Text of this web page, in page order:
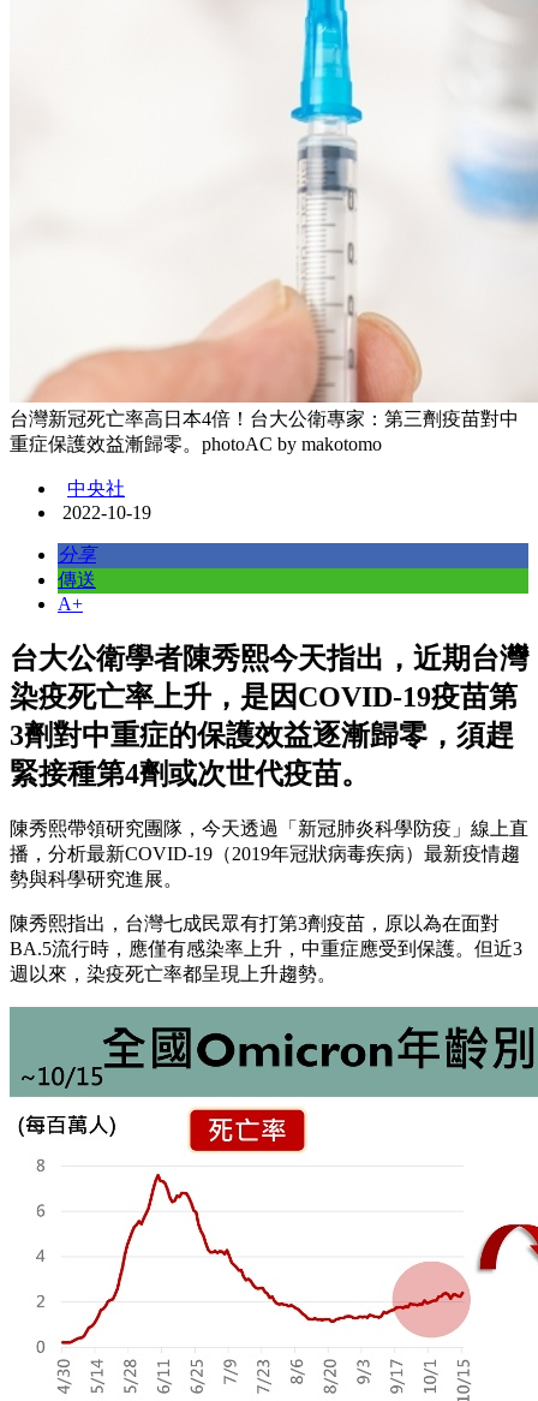
台灣新冠死亡率高日本4倍！台大公衛專家：第三劑疫苗對中
重症保護效益漸歸零。photoAC by makotomo
中央社
2022-10-19
分享
傳送
A+
台大公衛學者陳秀熙今天指出，近期台灣
染疫死亡率上升，是因COVID-19疫苗第
3劑對中重症的保護效益逐漸歸零，須趕
緊接種第4劑或次世代疫苗。
陳秀熙帶領研究團隊，今天透過「新冠肺炎科學防疫」線上直
播，分析最新COVID-19（2019年冠狀病毒疾病）最新疫情趨
勢與科學研究進展。
陳秀熙指出，台灣七成民眾有打第3劑疫苗，原以為在面對
BA.5流行時，應僅有感染率上升，中重症應受到保護。但近3
週以來，染疫死亡率都呈現上升趨勢。